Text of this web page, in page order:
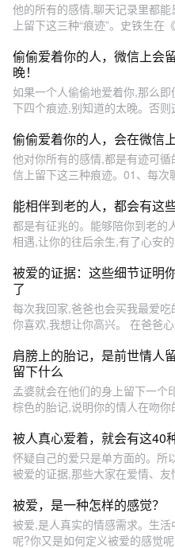
他的所有的感情,聊天记录里都
上留下这三种“痕迹”。史铁生在
偷偷爱着你的人，微信上会
晚！
如果一个人偷偷地爱着你,那么
下四个痕迹,别知道的太晚。否
偷偷爱着你的人，会在微信
他对你所有的感情,都是有迹可
信上留下这三种痕迹。01、每次
能相伴到老的人，都会有这
都是有征兆的。能够陪你到老的
相遇,让你的往后余生,有了心安
被爱的证据：这些细节证明
了
每次我回家,爸爸也会买我最爱
你喜欢,我想让你高兴。 在爸爸
肩膀上的胎记，是前世情人
留下什么
孟婆就会在他们的身上留下一个
棕色的胎记,说明你的情人在吻
被人真心爱着，就会有这40
怀疑自己的爱只是单方面的。所
被爱的证据,那些大家在爱情、
被爱，是一种怎样的感觉？
被爱,是人真实的情感需求。生
呢?你又是如何定义被爱的感觉